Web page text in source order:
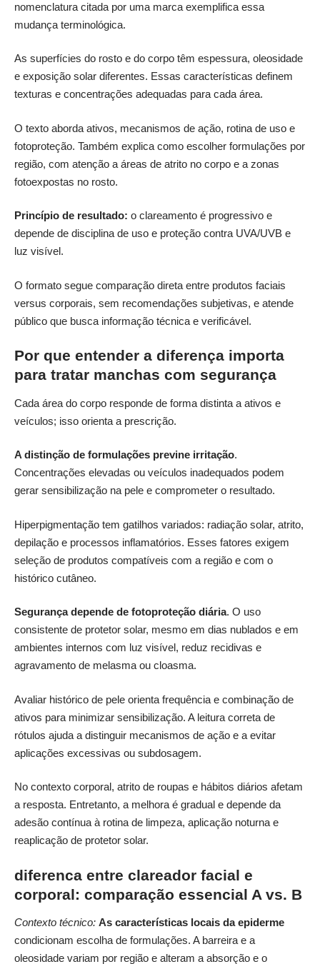
nomenclatura citada por uma marca exemplifica essa
mudança terminológica.
As superfícies do rosto e do corpo têm espessura, oleosidade
e exposição solar diferentes. Essas características definem
texturas e concentrações adequadas para cada área.
O texto aborda ativos, mecanismos de ação, rotina de uso e
fotoproteção. Também explica como escolher formulações por
região, com atenção a áreas de atrito no corpo e a zonas
fotoexpostas no rosto.
Princípio de resultado: o clareamento é progressivo e
depende de disciplina de uso e proteção contra UVA/UVB e
luz visível.
O formato segue comparação direta entre produtos faciais
versus corporais, sem recomendações subjetivas, e atende
público que busca informação técnica e verificável.
Por que entender a diferença importa
para tratar manchas com segurança
Cada área do corpo responde de forma distinta a ativos e
veículos; isso orienta a prescrição.
A distinção de formulações previne irritação.
Concentrações elevadas ou veículos inadequados podem
gerar sensibilização na pele e comprometer o resultado.
Hiperpigmentação tem gatilhos variados: radiação solar, atrito,
depilação e processos inflamatórios. Esses fatores exigem
seleção de produtos compatíveis com a região e com o
histórico cutâneo.
Segurança depende de fotoproteção diária. O uso
consistente de protetor solar, mesmo em dias nublados e em
ambientes internos com luz visível, reduz recidivas e
agravamento de melasma ou cloasma.
Avaliar histórico de pele orienta frequência e combinação de
ativos para minimizar sensibilização. A leitura correta de
rótulos ajuda a distinguir mecanismos de ação e a evitar
aplicações excessivas ou subdosagem.
No contexto corporal, atrito de roupas e hábitos diários afetam
a resposta. Entretanto, a melhora é gradual e depende da
adesão contínua à rotina de limpeza, aplicação noturna e
reaplicação de protetor solar.
diferenca entre clareador facial e
corporal: comparação essencial A vs. B
Contexto técnico: As características locais da epiderme
condicionam escolha de formulações. A barreira e a
oleosidade variam por região e alteram a absorção e o